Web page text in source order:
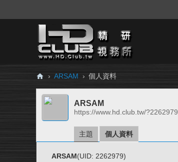
H
Cl
› ARSAM › 個人資料
ARSAM
https://www.hd.club.tw/?2262979
主題 個人資料
ARSAM(UID: 2262979)